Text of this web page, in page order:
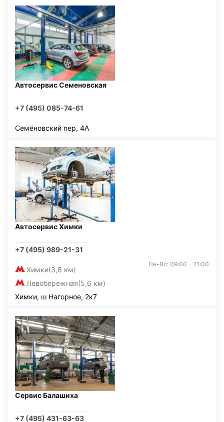
Автосервис Семеновская
+7 (495) 085-74-61
Семёновский пер, 4А
Автосервис Химки
+7 (495) 989-21-31
Химки(3,8 км)
Левобережная(5,6 км)
Пн-Вс: 09:00 - 21:00
Химки, ш Нагорное, 2к7
Сервис Балашиха
+7 (495) 431-63-63